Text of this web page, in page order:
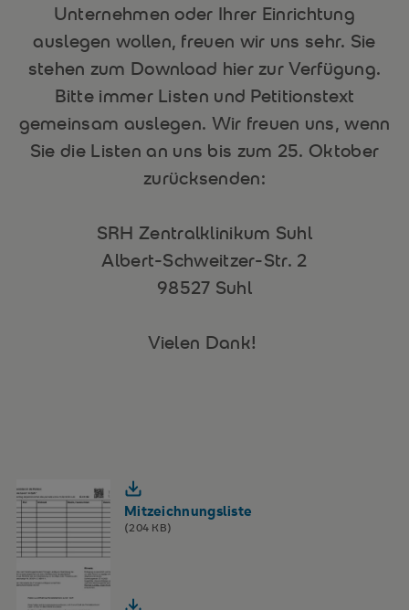
Unternehmen oder Ihrer Einrichtung
auslegen wollen, freuen wir uns sehr. Sie
stehen zum Download hier zur Verfügung.
Bitte immer Listen und Petitionstext
gemeinsam auslegen. Wir freuen uns, wenn
Sie die Listen an uns bis zum 25. Oktober
zurücksenden:
SRH Zentralklinikum Suhl
Albert-Schweitzer-Str. 2
98527 Suhl
Vielen Dank!
Mitzeichnungsliste
(204 KB)